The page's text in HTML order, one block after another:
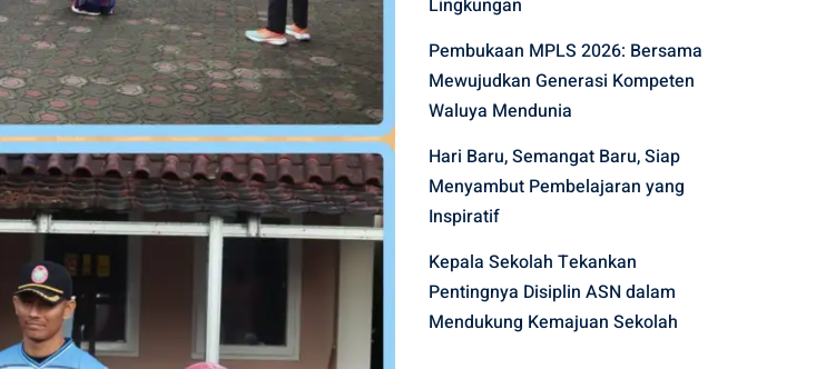
Lingkungan
Pembukaan MPLS 2026: Bersama
Mewujudkan Generasi Kompeten
Waluya Mendunia
Hari Baru, Semangat Baru, Siap
Menyambut Pembelajaran yang
Inspiratif
Kepala Sekolah Tekankan
Pentingnya Disiplin ASN dalam
Mendukung Kemajuan Sekolah